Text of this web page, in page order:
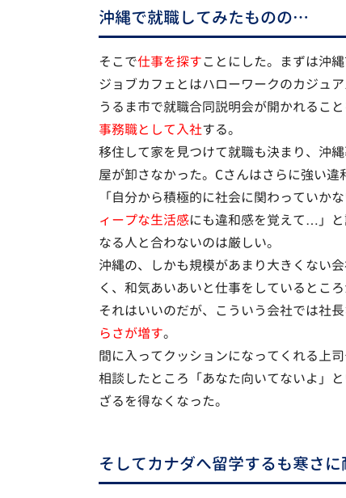
沖縄で就職してみたものの…
そこで仕事を探すことにした。まずは沖
ジョブカフェとはハローワークのカジュ
うるま市で就職合同説明会が開かれるこ
事務職として入社する。
移住して家を見つけて就職も決まり、沖
屋が卸さなかった。Cさんはさらに強い違
「自分から積極的に社会に関わっていか
ィープな生活感にも違和感を覚えて…」
なる人と合わないのは厳しい。
沖縄の、しかも規模があまり大きくない
く、和気あいあいと仕事をしているとこ
それはいいのだが、こういう会社では社
らさが増す。
間に入ってクッションになってくれる上
相談したところ「あなた向いてないよ」
ざるを得なくなった。
そしてカナダへ留学するも寒さ